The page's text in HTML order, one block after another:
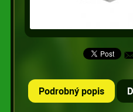
Podrobný popis